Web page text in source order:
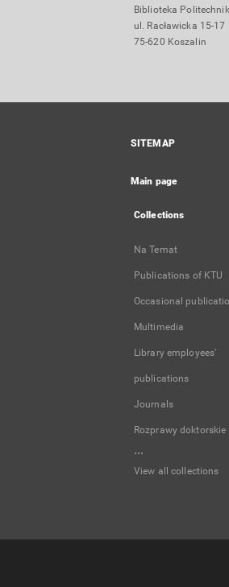
Biblioteka
ul. Racławicka 15-17
75-620 Koszalin
SITEMAP
Main page
Collections
Na Temat
Publications of KTU
Occasional
Multimedia
Library employees'
publications
Journals
Rozprawy doktorskie
...
View all collections